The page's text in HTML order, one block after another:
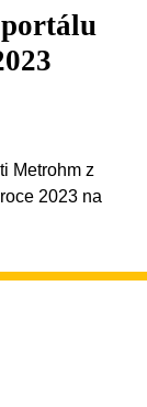
Metrohm z
2023 na